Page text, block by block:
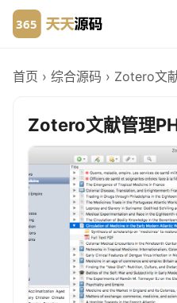
首页 › 综合源码 › Zotero文
Zotero文献管理